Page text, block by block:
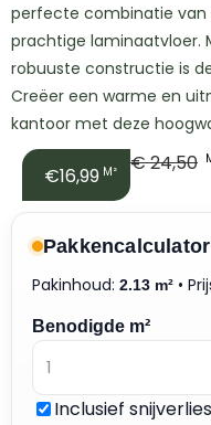
perfecte combinatie van
prachtige laminaatvloer.
robuuste constructie is
Creëer een warme en
kantoor met deze
€16,99 M² €24,50
Pakkencalculator
Pakinhoud: 2.13 m² •
Benodigde m²
Inclusief